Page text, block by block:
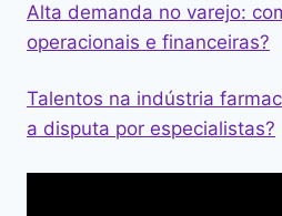
Alta demanda no varejo:
operacionais e financeiras?
Talentos na indústria
a disputa por especialistas?